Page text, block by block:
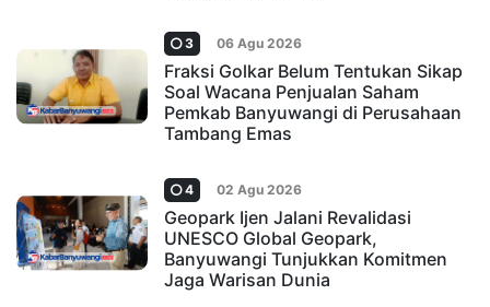
3 06 Agu 2026
Fraksi Golkar Belum Tentukan Sikap
Soal Wacana Penjualan Saham
Pemkab Banyuwangi di Perusahaan
Tambang Emas
4 02 Agu 2026
Geopark Ijen Jalani Revalidasi
UNESCO Global Geopark,
Banyuwangi Tunjukkan Komitmen
Jaga Warisan Dunia